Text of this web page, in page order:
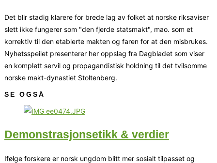
Det blir stadig klarere for brede lag av folket at norske riksaviser
slett ikke fungerer som "den fjerde statsmakt", mao. som et
korrektiv til den etablerte makten og faren for at den misbrukes.
Nyhetsspeilet presenterer her oppslag fra Dagbladet som viser
en komplett servil og propagandistisk holdning til det tvilsomme
norske makt-dynastiet Stoltenberg.
SE OGSÅ
Demonstrasjonsetikk & verdier
Ifølge forskere er norsk ungdom blitt mer sosialt tilpasset og